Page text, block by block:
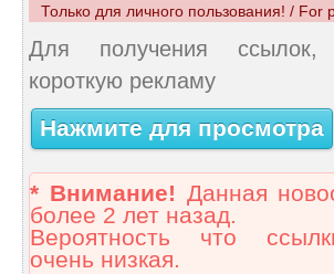
Только для личного пользования! / For
Для получения ссылок,
короткую рекламу
Нажмите для просмотра
* Внимание! Данная
более 2 лет назад.
Вероятность что
очень низкая.